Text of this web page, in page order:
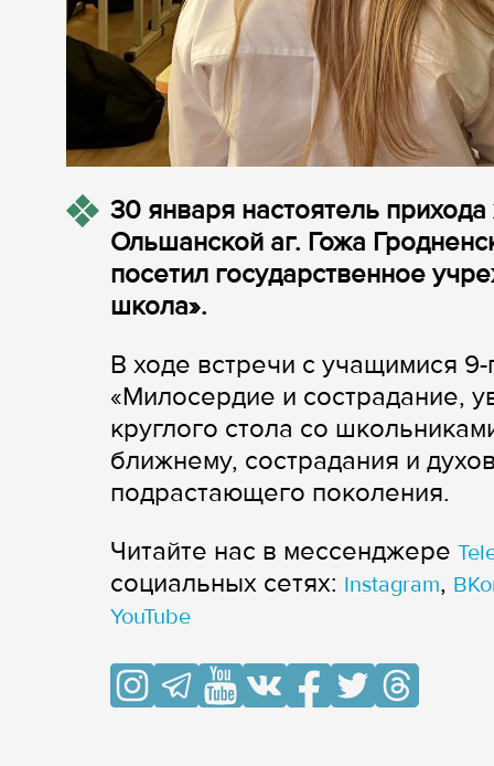
30 января настоятель
Ольшанской аг. Гожа
посетил государственное
школа».
В ходе встречи с учащимися 9-
«Милосердие и сострадание,
круглого стола со
ближнему, сострадания и
подрастающего поколения.
Читайте нас в мессенджере
cоциальных сетях: Instagram,
YouTube